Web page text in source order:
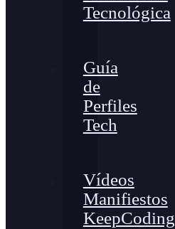
Tecnológica
Guía
de
Perfiles
Tech
Vídeos
Manifiestos
KeepCoding